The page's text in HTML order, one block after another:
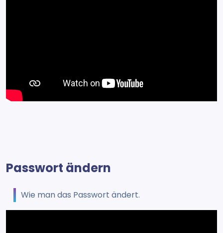
Passwort ändern
Wie man das Passwort ändert.